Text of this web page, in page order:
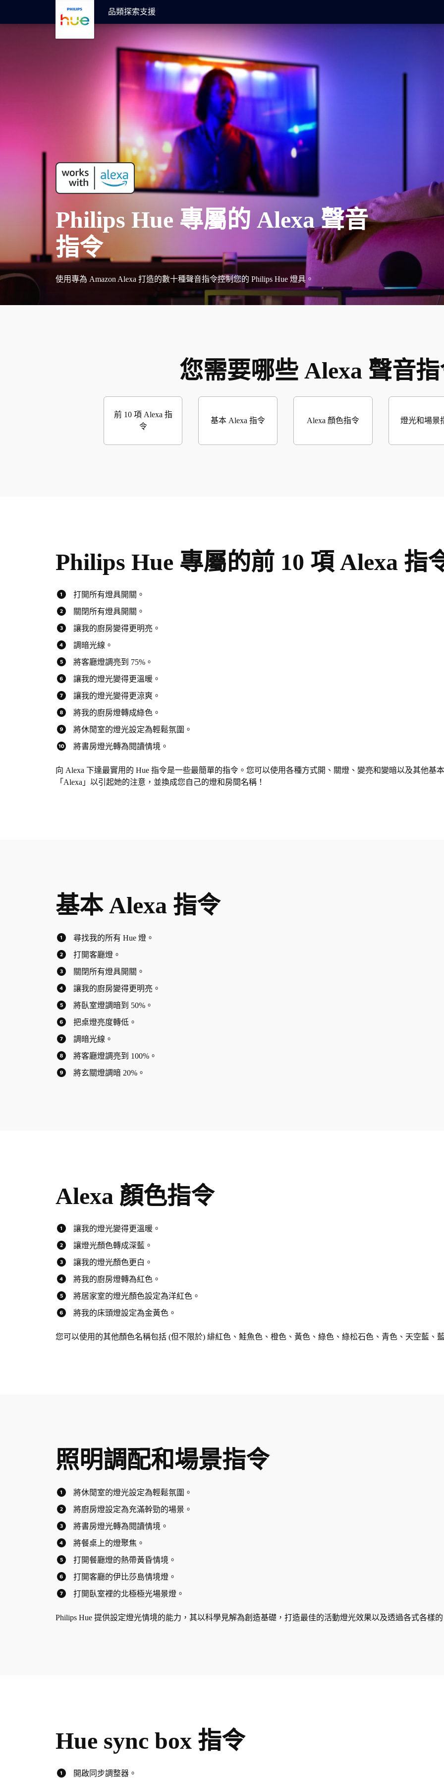
品類探索支援
Philips Hue 專屬的 Alexa 聲音
指令
使用專為 Amazon Alexa 打造的數十種聲音指令控制您的 Philips Hue 燈具。
您需要哪些 Alexa 聲音
前 10 項 Alexa 指
令
基本 Alexa 指令 Alexa 顏色指令 燈光和場景
Philips Hue 專屬的前 10 項 Alexa 指
打開所有燈具開關。
關閉所有燈具開關。
讓我的廚房變得更明亮。
調暗光線。
將客廳燈調亮到 75%。
讓我的燈光變得更溫暖。
讓我的燈光變得更涼爽。
將我的廚房燈轉成綠色。
將休閒室的燈光設定為輕鬆氛圍。
將書房燈光轉為閱讀情境。
向 Alexa 下達最實用的 Hue 指令是一些最簡單的指令。您可以使用各種方式開、關燈、變亮和變暗以及其他基
「Alexa」以引起她的注意，並換成您自己的燈和房間名稱！
基本 Alexa 指令
尋找我的所有 Hue 燈。
打開客廳燈。
關閉所有燈具開關。
讓我的廚房變得更明亮。
將臥室燈調暗到 50%。
把桌燈亮度轉低。
調暗光線。
將客廳燈調亮到 100%。
將玄關燈調暗 20%。
Alexa 顏色指令
讓我的燈光變得更溫暖。
讓燈光顏色轉成深藍。
讓我的燈光顏色更白。
將我的廚房燈轉為紅色。
將居家室的燈光顏色設定為洋紅色。
將我的床頭燈設定為金黃色。
您可以使用的其他顏色名稱包括 (但不限於) 緋紅色、鮭魚色、橙色、黃色、綠色、綠松石色、青色、天空藍、
照明調配和場景指令
將休閒室的燈光設定為輕鬆氛圍。
將廚房燈設定為充滿幹勁的場景。
將書房燈光轉為閱讀情境。
將餐桌上的燈聚焦。
打開餐廳燈的熱帶黃昏情境。
打開客廳的伊比莎島情境燈。
打開臥室裡的北極極光場景燈。
Philips Hue 提供設定燈光情境的能力，其以科學見解為創造基礎，打造最佳的活動燈光效果以及透過各式各樣
Hue sync box 指令
開啟同步調整器。